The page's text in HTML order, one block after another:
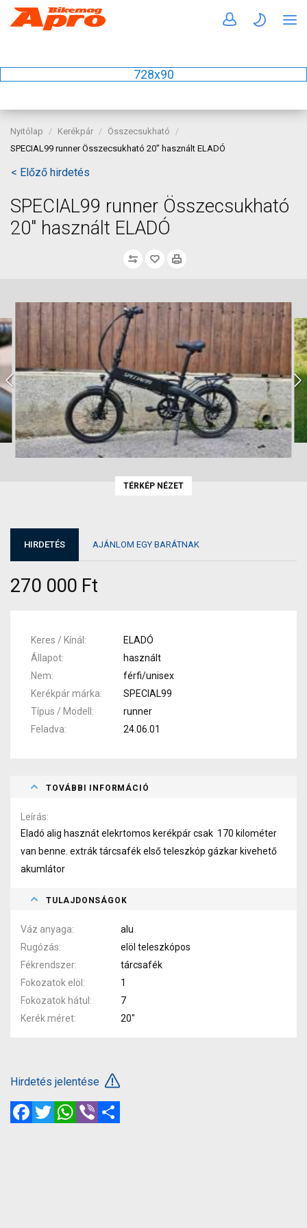
728x90
Nyitólap Kerékpár
Összecsukható
SPECIAL99 runner Összecsukható 20" használt ELADÓ
< Előző hirdetés
SPECIAL99 runner Összecsukható
20" használt ELADÓ
TÉRKÉP NÉZET
HIRDETÉS AJÁNLOM EGY BARÁTNAK
270 000 Ft
Keres / Kínál
ELADÓ
Állapot
használt
Nem
férfi/unisex
Kerékpár márka
SPECIAL99
Típus / Modell
runner
Feladva
24.06.01
TOVÁBBI INFORMÁCIÓ
Leírás
Eladó alig hasznát elekrtomos kerékpár csak 170 kilométer
van benne. extrák tárcsafék első teleszkóp gázkar kivehető
akumlátor
TULAJDONSÁGOK
Váz anyaga
alu
Rugózás
elöl teleszkópos
Fékrendszer
tárcsafék
Fokozatok elöl
1
Fokozatok hátul
7
Kerék méret
20"
Hirdetés jelentése
FacebookTwitterWhatsApp
Viber